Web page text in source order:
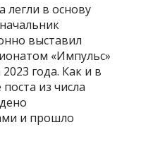
легли в основу
выставил
«Импульс»
года. Как и в
из числа
и прошло